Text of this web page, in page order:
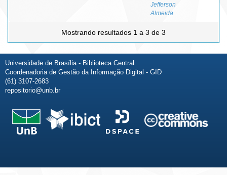
Jefferson
Almeida
Mostrando resultados 1 a 3 de 3
Universidade de Brasília - Biblioteca Central
Coordenadoria de Gestão da Informação Digital - GID
(61) 3107-2683
repositorio@unb.br